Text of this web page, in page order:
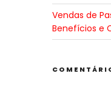
Vendas de
Benefícios e